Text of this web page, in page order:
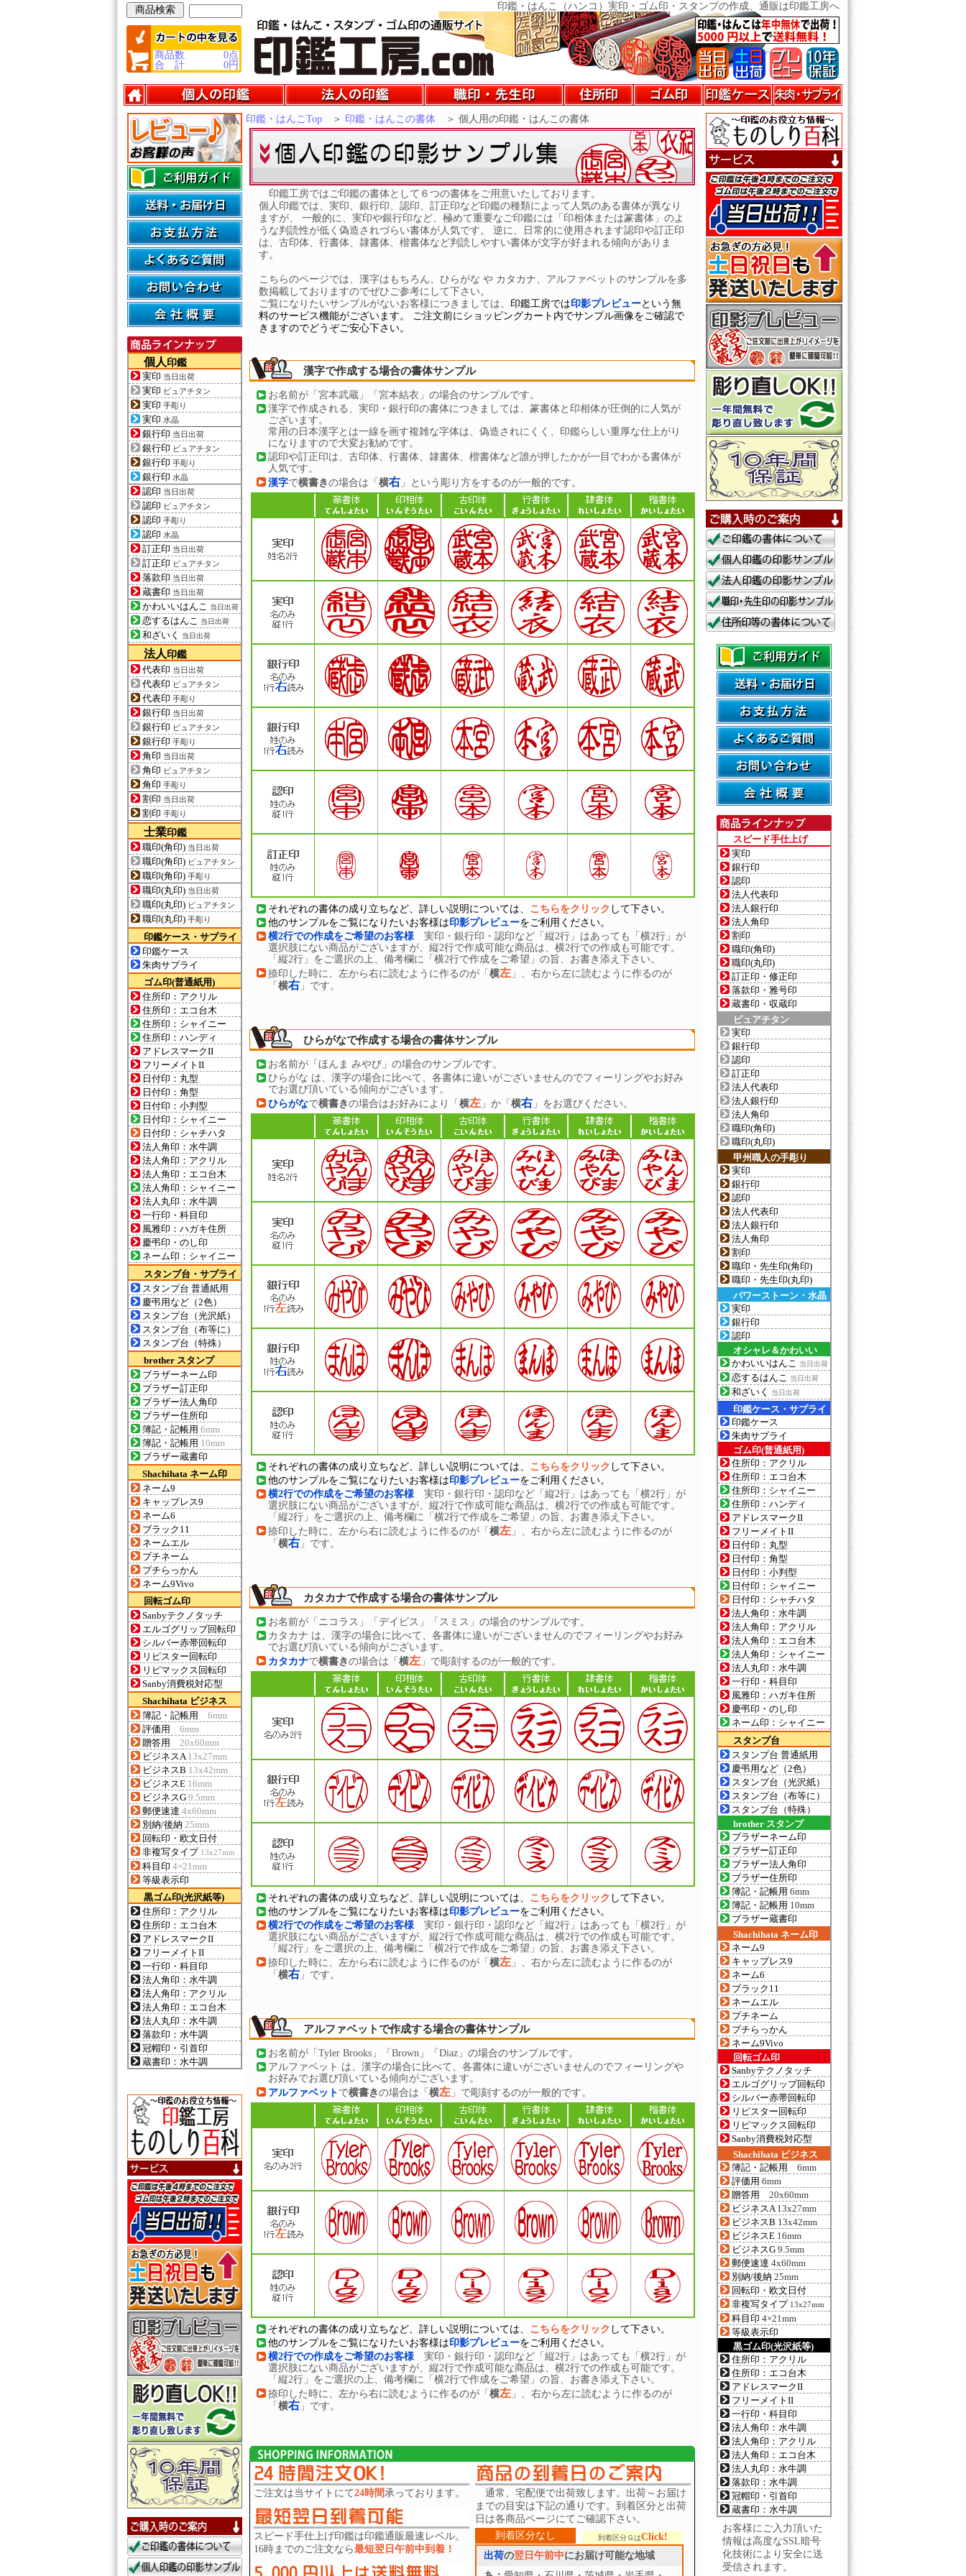
印鑑・はんこ（ハンコ）実印・ゴム印・スタンプの作成、通販は印鑑工房へ
商品数 0点
合 計
0円
個人 印鑑
実印 当日出荷
実印 ピュアチタン
実印 手彫り
実印 水晶
銀行印 当日出荷
銀行印 ピュアチタン
銀行印 手彫り
銀行印 水晶
認印 当日出荷
認印 ピュアチタン
認印 手彫り
認印 水晶
訂正印 当日出荷
訂正印 ピュアチタン
落款印 当日出荷
蔵書印 当日出荷
かわいいはんこ 当日出荷
恋するはんこ 当日出荷
和ざいく 当日出荷
法人 印鑑
代表印 当日出荷
代表印 ピュアチタン
代表印 手彫り
銀行印 当日出荷
銀行印 ピュアチタン
銀行印 手彫り
角印 当日出荷
角印 ピュアチタン
角印 手彫り
割印 当日出荷
割印 手彫り
士業印鑑
職印(角印) 当日出荷
職印(角印) ピュアチタン
職印(角印) 手彫り
職印(丸印) 当日出荷
職印(丸印) ピュアチタン
職印(丸印) 手彫り
印鑑ケース・サプライ
印鑑ケース
朱肉サプライ
ゴム印(普通紙用)
住所印：アクリル
住所印：エコ台木
住所印：シャイニー
住所印：ハンディ
アドレスマークII
フリーメイトII
日付印：丸型
日付印：角型
日付印：小判型
日付印：シャイニー
日付印：シャチハタ
法人角印：水牛調
法人角印：アクリル
法人角印：エコ台木
法人角印：シャイニー
法人丸印：水牛調
一行印・科目印
風雅印：ハガキ住所
慶弔印・のし印
ネーム印：シャイニー
スタンプ台・サプライ
スタンプ台 普通紙用
慶弔用など（2色）
スタンプ台（光沢紙）
スタンプ台（布等に）
スタンプ台（特殊）
brother スタンプ
ブラザーネーム印
ブラザー訂正印
ブラザー法人角印
ブラザー住所印
簿記・記帳用 6mm
簿記・記帳用 10mm
ブラザー蔵書印
Shachihata ネーム印
ネーム9
キャップレス9
ネーム6
ブラック11
ネームエル
プチネーム
プチらっかん
ネーム9Vivo
回転ゴム印
Sanbyテクノタッチ
エルゴグリップ回転印
シルバー赤帯回転印
リピスター回転印
リピマックス回転印
Sanby消費税対応型
Shachihata ビジネス
簿記・記帳用 6mm
評価用 6mm
贈答用 20x60mm
ビジネスA13x27mm
ビジネスB 13x42mm
ビジネスE 16mm
ビジネスG 9.5mm
郵便速達 4x60mm
別納/後納 25mm
回転印・欧文日付
非複写タイプ 13x27mm
科目印 4×21mm
等級表示印
黒ゴム印(光沢紙等)
住所印：アクリル
住所印：エコ台木
アドレスマークII
フリーメイトII
一行印・科目印
法人角印：水牛調
法人角印：アクリル
法人角印：エコ台木
法人丸印：水牛調
落款印：水牛調
冠帽印・引首印
蔵書印：水牛調
印鑑・はんこTop ＞ 印鑑・はんこの書体 ＞ 個人用の印鑑・はんこの書体
印鑑工房ではご印鑑の書体として６つの書体をご用意いたしております。
個人印鑑では、実印、銀行印、認印、訂正印など印鑑の種類によって人気のある書体が異なり
ますが、 一般的に、実印や銀行印など、極めて重要なご印鑑には「印相体または篆書体」のよ
うな判読性が低く偽造されづらい書体が人気です。 逆に、日常的に使用されます認印や訂正印
は、古印体、行書体、隷書体、楷書体など判読しやすい書体が文字が好まれる傾向がありま
す。
こちらのページでは、漢字はもちろん、ひらがな や カタカナ、アルファベットのサンプルを多
数掲載しておりますのでぜひご参考にして下さい。
ご覧になりたいサンプルがないお客様につきましては、 印鑑工房では印影プレビューという無
料のサービス機能がございます。 ご注文前にショッピングカート内でサンプル画像をご確認で
きますのでどうぞご安心下さい。
漢字で作成する場合の書体サンプル
お名前が「宮本武蔵」「宮本結衣」の場合のサンプルです。
漢字で作成される、実印・銀行印の書体につきましては、篆書体と印相体が圧倒的に人気が
ございます。
常用の日本漢字とは一線を画す複雑な字体は、偽造されにくく、印鑑らしい重厚な仕上がり
になりますので大変お勧めです。
認印や訂正印は、古印体、行書体、隷書体、楷書体など誰が押したかが一目でわかる書体が
人気です。
漢字で横書きの場合は「 横右 」という彫り方をするのが一般的です。
それぞれの書体の成り立ちなど、詳しい説明については、 こちらをクリック して下さい。
他のサンプルをご覧になりたいお客様は印影プレビューをご利用ください。
横2行での作成をご希望のお客様 実印・銀行印・認印など「縦2行」はあっても「横2行」が
選択肢にない商品がございますが、縦2行で作成可能な商品は、横2行での作成も可能です。
「縦2行」をご選択の上、備考欄に「横2行で作成をご希望」の旨、お書き添え下さい。
捺印した時に、左から右に読むように作るのが「 横左 」、右から左に読むように作るのが
「 横右 」です。
ひらがなで作成する場合の書体サンプル
お名前が「ほんま みやび」の場合のサンプルです。
ひらがな は、漢字の場合に比べて、各書体に違いがございませんのでフィーリングやお好み
でお選び頂いている傾向がございます。
ひらがなで横書きの場合はお好みにより「 横左 」か「 横右 」をお選びください。
それぞれの書体の成り立ちなど、詳しい説明については、 こちらをクリック して下さい。
他のサンプルをご覧になりたいお客様は印影プレビューをご利用ください。
横2行での作成をご希望のお客様 実印・銀行印・認印など「縦2行」はあっても「横2行」が
選択肢にない商品がございますが、縦2行で作成可能な商品は、横2行での作成も可能です。
「縦2行」をご選択の上、備考欄に「横2行で作成をご希望」の旨、お書き添え下さい。
捺印した時に、左から右に読むように作るのが「 横左 」、右から左に読むように作るのが
「 横右 」です。
カタカナで作成する場合の書体サンプル
お名前が「ニコラス」「デイビス」「スミス」の場合のサンプルです。
カタカナ は、漢字の場合に比べて、各書体に違いがございませんのでフィーリングやお好み
でお選び頂いている傾向がございます。
カタカナで横書きの場合は「 横左 」で彫刻するのが一般的です。
それぞれの書体の成り立ちなど、詳しい説明については、 こちらをクリック して下さい。
他のサンプルをご覧になりたいお客様は印影プレビューをご利用ください。
横2行での作成をご希望のお客様 実印・銀行印・認印など「縦2行」はあっても「横2行」が
選択肢にない商品がございますが、縦2行で作成可能な商品は、横2行での作成も可能です。
「縦2行」をご選択の上、備考欄に「横2行で作成をご希望」の旨、お書き添え下さい。
捺印した時に、左から右に読むように作るのが「 横左 」、右から左に読むように作るのが
「 横右 」です。
アルファベットで作成する場合の書体サンプル
お名前が「Tyler Brooks」「Brown」「Diaz」の場合のサンプルです。
アルファベット は、漢字の場合に比べて、各書体に違いがございませんのでフィーリングや
お好みでお選び頂いている傾向がございます。
アルファベット で横書きの場合は「 横左 」で彫刻するのが一般的です。
それぞれの書体の成り立ちなど、詳しい説明については、 こちらをクリック して下さい。
他のサンプルをご覧になりたいお客様は印影プレビューをご利用ください。
横2行での作成をご希望のお客様 実印・銀行印・認印など「縦2行」はあっても「横2行」が
選択肢にない商品がございますが、縦2行で作成可能な商品は、横2行での作成も可能です。
「縦2行」をご選択の上、備考欄に「横2行で作成をご希望」の旨、お書き添え下さい。
捺印した時に、左から右に読むように作るのが「 横左 」、右から左に読むように作るのが
「 横右 」です。
ご注文は当サイトにて24時間承っております。
スピード手仕上げ印鑑は印鑑通販最速レベル。
16時までのご注文なら最短翌日午前中到着！
通常、宅配便で出荷致します。出荷～お届け
までの目安は下記の通りです。到着区分と出荷
日は各商品ページにてご確認下さい。
到着区分なし
到着区分ＧはClick!
出荷の翌日午前中にお届け可能な地域
ページの先頭へ戻る
スピード手仕上げ
実印
銀行印
認印
法人代表印
法人銀行印
法人角印
割印
職印(角印)
職印(丸印)
訂正印・修正印
落款印・雅号印
蔵書印・収蔵印
ピュアチタン
実印
銀行印
認印
訂正印
法人代表印
法人銀行印
法人角印
職印(角印)
職印(丸印)
甲州職人の手彫り
実印
銀行印
認印
法人代表印
法人銀行印
法人角印
割印
職印・先生印(角印)
職印・先生印(丸印)
パワーストーン・水晶
実印
銀行印
認印
オシャレ＆かわいい
かわいいはんこ 当日出荷
恋するはんこ 当日出荷
和ざいく 当日出荷
印鑑ケース・サプライ
印鑑ケース
朱肉サプライ
ゴム印(普通紙用)
住所印：アクリル
住所印：エコ台木
住所印：シャイニー
住所印：ハンディ
アドレスマークII
フリーメイトII
日付印：丸型
日付印：角型
日付印：小判型
日付印：シャイニー
日付印：シャチハタ
法人角印：水牛調
法人角印：アクリル
法人角印：エコ台木
法人角印：シャイニー
法人丸印：水牛調
一行印・科目印
風雅印：ハガキ住所
慶弔印・のし印
ネーム印：シャイニー
スタンプ台
スタンプ台 普通紙用
慶弔用など（2色）
スタンプ台（光沢紙）
スタンプ台（布等に）
スタンプ台（特殊）
brother スタンプ
ブラザーネーム印
ブラザー訂正印
ブラザー法人角印
ブラザー住所印
簿記・記帳用 6mm
簿記・記帳用 10mm
ブラザー蔵書印
Shachihata ネーム印
ネーム9
キャップレス9
ネーム6
ブラック11
ネームエル
プチネーム
プチらっかん
ネーム9Vivo
回転ゴム印
Sanbyテクノタッチ
エルゴグリップ回転印
シルバー赤帯回転印
リピスター回転印
リピマックス回転印
Sanby消費税対応型
Shachihata ビジネス
簿記・記帳用 6mm
評価用 6mm
贈答用 20x60mm
ビジネスA13x27mm
ビジネスB 13x42mm
ビジネスE 16mm
ビジネスG 9.5mm
郵便速達 4x60mm
別納/後納 25mm
回転印・欧文日付
非複写タイプ 13x27mm
科目印 4×21mm
等級表示印
黒ゴム印(光沢紙等)
住所印：アクリル
住所印：エコ台木
アドレスマークII
フリーメイトII
一行印・科目印
法人角印：水牛調
法人角印：アクリル
法人角印：エコ台木
法人丸印：水牛調
落款印：水牛調
冠帽印・引首印
蔵書印：水牛調
お客様にご入力頂いた
情報は高度なSSL暗号
化技術により安全に送
受信されます。